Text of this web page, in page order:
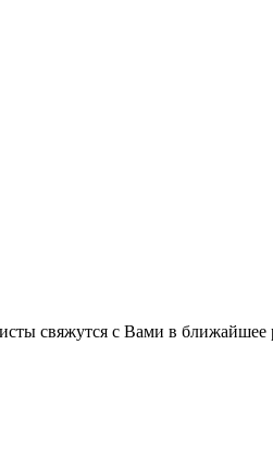
свяжутся с Вами в ближайшее